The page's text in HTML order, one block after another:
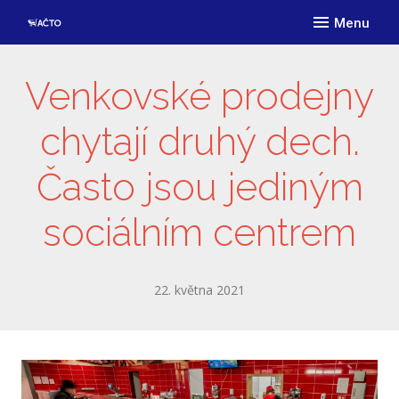
Menu
Venkovské prodejny
chytají druhý dech.
Často jsou jediným
sociálním centrem
22. května 2021